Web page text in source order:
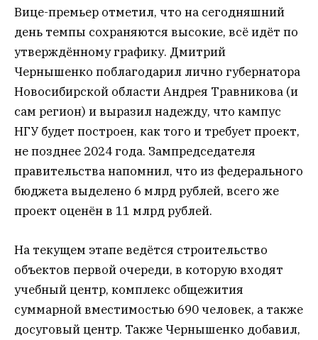
Вице-премьер отметил, что на сегодняшний
день темпы сохраняются высокие, всё идёт по
утверждённому графику. Дмитрий
Чернышенко поблагодарил лично губернатора
Новосибирской области Андрея Травникова (и
сам регион) и выразил надежду, что кампус
НГУ будет построен, как того и требует проект,
не позднее 2024 года. Зампредседателя
правительства напомнил, что из федерального
бюджета выделено 6 млрд рублей, всего же
проект оценён в 11 млрд рублей.
На текущем этапе ведётся строительство
объектов первой очереди, в которую входят
учебный центр, комплекс общежития
суммарной вместимостью 690 человек, а также
досуговый центр. Также Чернышенко добавил,